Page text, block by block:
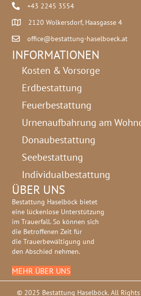
+43 2245 3554
2120 Wolkersdorf, Haasgasse 4
office@bestattung-haselboeck.at
INFORMATIONEN
Kosten & Vorsorge
Erdbestattung
Feuerbestattung
Urnenaufbahrung am
Donaubestattung
Seebestattung
Individualbestattung
ÜBER UNS
Bestattung Haselböck bietet
eine lückenlose Unterstützung
im Trauerfall. So können sich
die Betroffenen Zeit für
die Trauerbewältigung und
den Abschied nehmen.
MEHR ÜBER UNS
© 2025 Bestattung Haselböck. All Rights